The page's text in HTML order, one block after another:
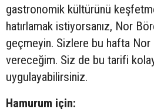
gastronomik kültürünü
hatırlamak istiyorsanız, Nor
geçmeyin. Sizlere bu hafta Nor
vereceğim. Siz de bu tarifi
uygulayabilirsiniz.
Hamurum için: